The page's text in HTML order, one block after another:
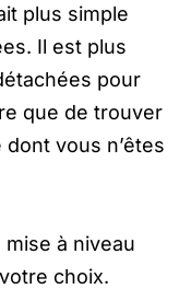
plus simple
Il est plus
pour
que de trouver
vous n’êtes
à niveau
choix.